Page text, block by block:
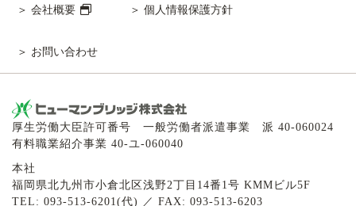
会社概要 個人情報保護方針
お問い合わせ
厚生労働大臣許可番号 一般労働者派遣事業 派 40-060024
有料職業紹介事業 40-ユ-060040
本社
福岡県北九州市小倉北区浅野2丁目14番1号 KMMビル5F
TEL: 093-513-6201(代) ／ FAX: 093-513-6203